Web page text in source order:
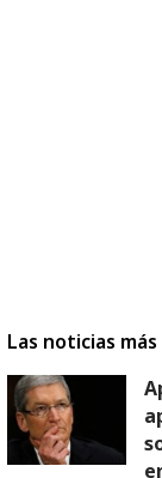
Las noticias